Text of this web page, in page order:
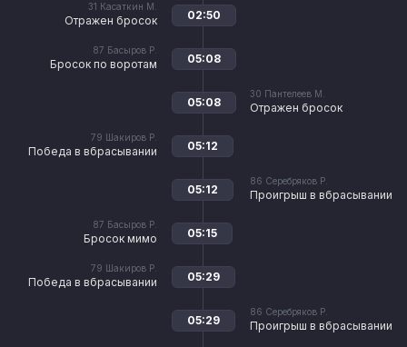
31 Касаткин М.
Отражен бросок 02:50
87 Басыров Р.
Бросок по воротам 05:08
30 Пантелеев М.
Отражен бросок
05:08
79 Шакиров Р.
Победа в вбрасывании 05:12
86 Серебряков Р.
Проигрыш в вбрасывании
05:12
87 Басыров Р.
Бросок мимо 05:15
79 Шакиров Р.
Победа в вбрасывании 05:29
86 Серебряков Р.
Проигрыш в вбрасывании
05:29